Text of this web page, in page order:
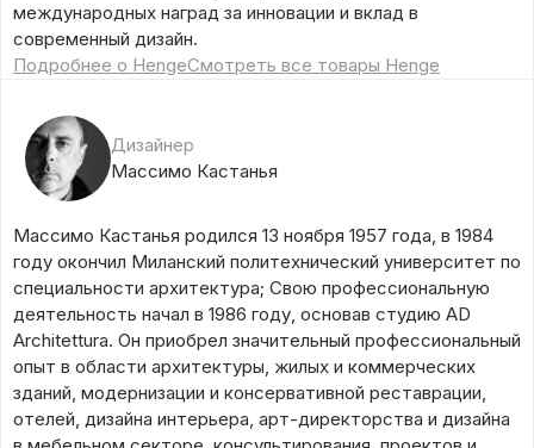
международных наград за инновации и вклад в
современный дизайн.
Подробнее о HengeСмотреть все товары Henge
Дизайнер
Массимо Кастанья
Массимо Кастанья родился 13 ноября 1957 года, в 1984
году окончил Миланский политехнический университет по
специальности архитектура; Свою профессиональную
деятельность начал в 1986 году, основав студию AD
Architettura. Он приобрел значительный профессиональный
опыт в области архитектуры, жилых и коммерческих
зданий, модернизации и консервативной реставрации,
отелей, дизайна интерьера, арт-директорства и дизайна